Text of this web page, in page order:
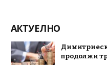
АКТУЕЛНО
продолжи